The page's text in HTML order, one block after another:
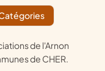
de CHER.